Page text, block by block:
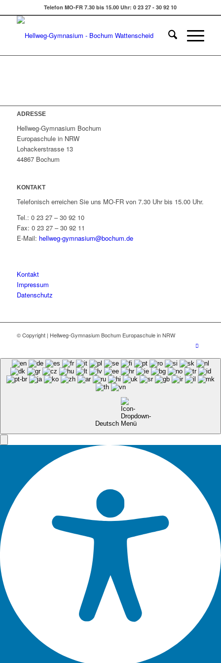
Telefon MO-FR 7.30 bis 15.00 Uhr: 0 23 27 - 30 92 10
ADRESSE
Hellweg-Gymnasium Bochum
Europaschule in NRW
Lohackerstrasse 13
44867 Bochum
KONTAKT
Telefonisch erreichen Sie uns MO-FR von 7.30 Uhr bis 15.00 Uhr.
Tel.: 0 23 27 – 30 92 10
Fax: 0 23 27 – 30 92 11
E-Mail: hellweg-gymnasium@bochum.de
Kontakt
Impressum
Datenschutz
© Copyright | Hellweg-Gymnasium Bochum Europaschule in NRW
Deutsch